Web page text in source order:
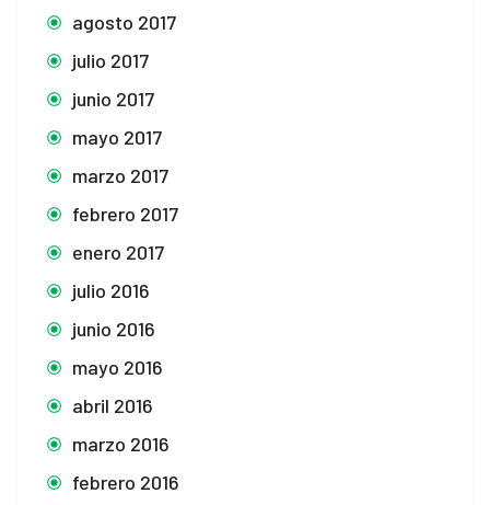
agosto 2017
julio 2017
junio 2017
mayo 2017
marzo 2017
febrero 2017
enero 2017
julio 2016
junio 2016
mayo 2016
abril 2016
marzo 2016
febrero 2016